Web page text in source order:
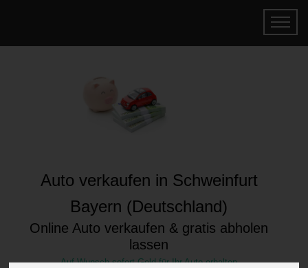
Auto verkaufen in Schweinfurt
Bayern (Deutschland)
Online Auto verkaufen & gratis abholen
lassen
Auf Wunsch sofort Geld für Ihr Auto erhalten